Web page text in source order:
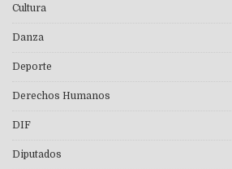
Cultura
Danza
Deporte
Derechos Humanos
DIF
Diputados